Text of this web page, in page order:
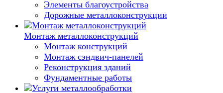
Элементы благоустройства
Дорожные металлоконструкции
Монтаж металлоконструкций
Монтаж конструкций
Монтаж сэндвич-панелей
Реконструкция зданий
Фундаментные работы